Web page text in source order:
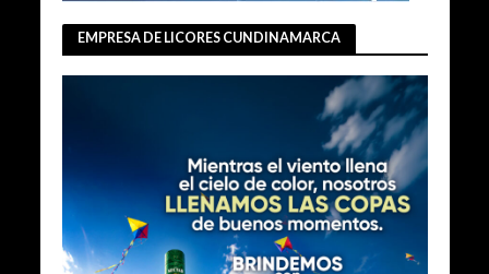
EMPRESA DE LICORES CUNDINAMARCA